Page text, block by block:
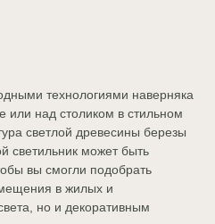
технологиями наверняка
над столиком в стильном
светлой древесины березы
светильник может быть
вы смогли подобрать
в жилых и
но и декоративным